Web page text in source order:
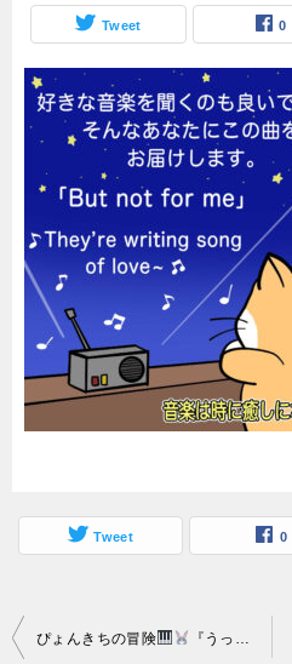
Tweet 0
Tweet 0
投
ぴょんきちの冒険 『うっきうきピアノ』第十一話